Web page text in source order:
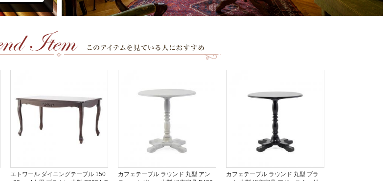
エトワール ダイニングテーブル 150
カフェテーブル ラウンド 丸型 アン
カフェテーブル ラウンド 丸型 ブラ